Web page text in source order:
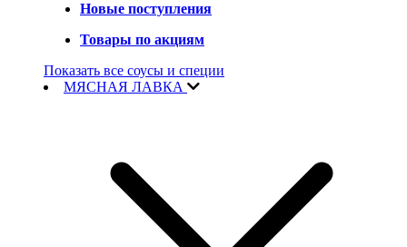
Новые поступления
Товары по акциям
Показать все соусы и специи
МЯСНАЯ ЛАВКА